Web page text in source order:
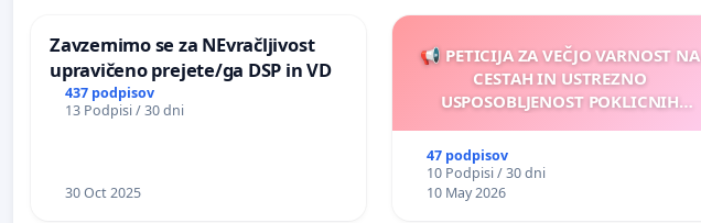
Zavzemimo se za NEvračljivost
upravičeno prejete/ga DSP in VD
437 podpisov
13 Podpisi / 30 dni
30 Oct 2025
📢 PETICIJA ZA VEČJO VARNOST NA
CESTAH IN USTREZNO
USPOSOBLJENOST POKLICNIH
47 podpisov
10 Podpisi / 30 dni
10 May 2026